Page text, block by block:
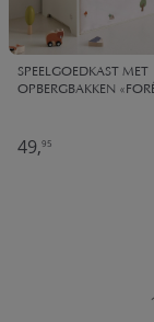
SPEELGOEDKAST MET
OPBERGBAKKEN
49,95